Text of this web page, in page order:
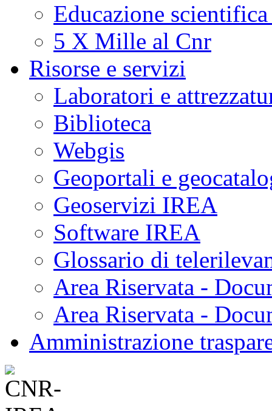
Educazione
5 X Mille al Cnr
Risorse e servizi
Laboratori e
Biblioteca
Webgis
Geoportali e
Geoservizi IREA
Software IREA
Glossario di
Area Riservata -
Area Riservata -
Amministrazione